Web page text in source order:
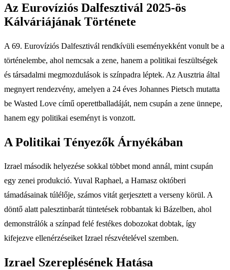
Az Eurovíziós Dalfesztivál 2025-ös
Kálváriájának Története
A 69. Eurovíziós Dalfesztivál rendkívüli eseményekként vonult be a
történelembe, ahol nemcsak a zene, hanem a politikai feszültségek
és társadalmi megmozdulások is színpadra léptek. Az Ausztria által
megnyert rendezvény, amelyen a 24 éves Johannes Pietsch mutatta
be Wasted Love című operettballadáját, nem csupán a zene ünnepe,
hanem egy politikai eseményt is vonzott.
A Politikai Tényezők Árnyékában
Izrael második helyezése sokkal többet mond annál, mint csupán
egy zenei produkció. Yuval Raphael, a Hamasz októberi
támadásainak túlélője, számos vitát gerjesztett a verseny körül. A
döntő alatt palesztinbarát tüntetések robbantak ki Bázelben, ahol
demonstrálók a színpad felé festékes dobozokat dobtak, így
kifejezve ellenérzéseiket Izrael részvételével szemben.
Izrael Szereplésének Hatása